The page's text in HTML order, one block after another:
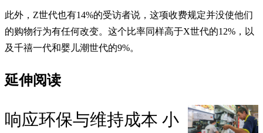
此外，Z世代也有14%的受访者说，这项收费规定并没使他们
的购物行为有任何改变。这个比率同样高于X世代的12%，以
及千禧一代和婴儿潮世代的9%。
延伸阅读
响应环保与维持成本 小